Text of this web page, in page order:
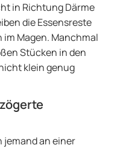
in Richtung Därme
die Essensreste
im Magen. Manchmal
Stücken in den
klein genug
jemand an einer